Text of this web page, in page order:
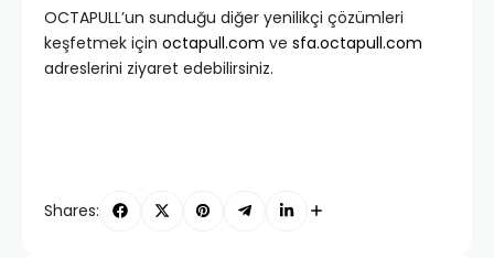
OCTAPULL’un sunduğu diğer yenilikçi çözümleri
keşfetmek için octapull.com ve sfa.octapull.com
adreslerini ziyaret edebilirsiniz.
Shares: